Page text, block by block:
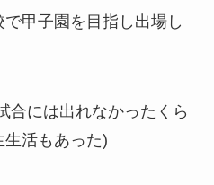
甲子園を目指し出場し
合には出れなかったくら
活もあった)